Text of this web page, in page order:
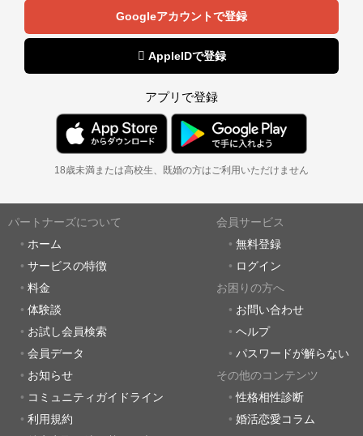
Googleアカウントで登録
 AppleIDで登録
アプリで登録
18歳未満または高校生、既婚の方はご利用いただけません
パートナーズについて
ホーム
サービスの特徴
料金
体験談
お試し会員検索
会員データ
お知らせ
コミュニティガイドライン
利用規約
会員サービス
無料登録
ログイン
お困りの方へ
お問い合わせ
ヘルプ
パスワードが解らない
その他のコンテンツ
性格相性診断
婚活恋愛コラム